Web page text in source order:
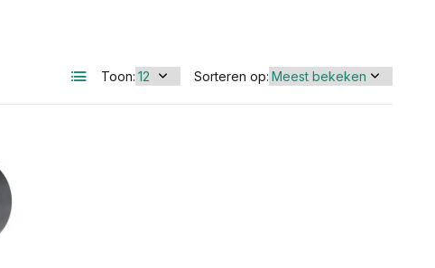
Toon: Sorteren op: